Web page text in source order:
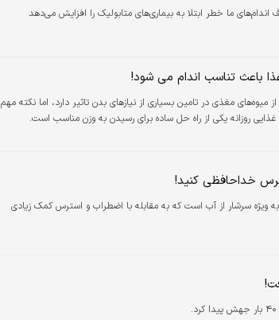
ما خطر ابتلا به بیماری‌های متابولیک را افزایش می‌دهد
باعث تناسب اندام می شود!
از میوه‌های مغذی در تامین بسیاری از نیازهای بدن تاثیر دارد، اما نکته مهم
روزانه یکی از راه حل ساده برای رسیدن به وزن مناسب است.
خداحافظی کنید!
ویژه سرشار از آب است که به مقابله با اضطراب و استرس کمک زیادی